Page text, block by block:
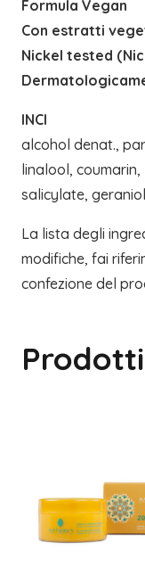
Formula Vegan
Con estratti
Nickel tested
INCI
alcohol denat.,
linalool,
salicylate,
La lista degli
modifiche, fai
confezione del